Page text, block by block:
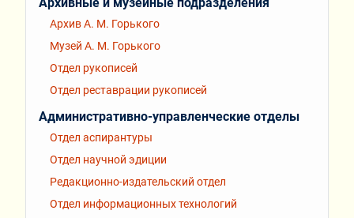
Архивные и музейные подразделения
Архив А. М. Горького
Музей А. М. Горького
Отдел рукописей
Отдел реставрации рукописей
Административно-управленческие отделы
Отдел аспирантуры
Отдел научной эдиции
Редакционно-издательский отдел
Отдел информационных технологий